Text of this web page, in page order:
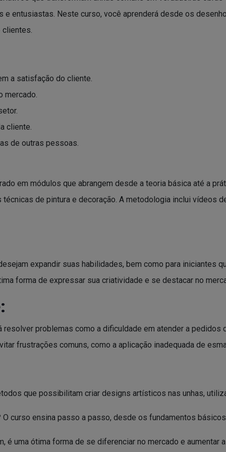
entusiastas. Neste curso, você aprenderá desde os
a satisfação do cliente.
mercado.
cliente.
de outras pessoas.
em módulos que abrangem desde a teoria básica até a
de pintura e decoração. A metodologia inclui vídeos
expandir suas habilidades, bem como para iniciantes
forma de expressar sua criatividade e se destacar no
resolver problemas como a dificuldade em atender a
frustrações comuns, como a aplicação inadequada de
que possibilitam criar designs artísticos nas unhas,
O curso ensina passo a passo, desde os fundamentos
é uma ótima forma de se diferenciar no mercado e aumentar